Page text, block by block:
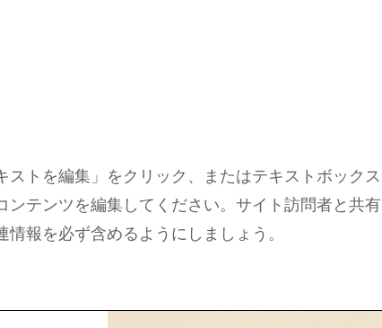
ストを編集」をクリック、またはテキストボックス
ンテンツを編集してください。サイト訪問者と共有
情報を必ず含めるようにしましょう。